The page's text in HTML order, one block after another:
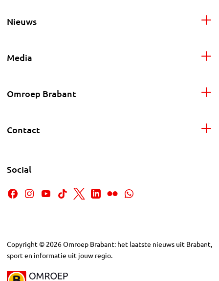
Nieuws
Media
Omroep Brabant
Contact
Social
Copyright © 2026Omroep Brabant: het laatste nieuws uit Brabant,
sport en informatie uit jouw regio.